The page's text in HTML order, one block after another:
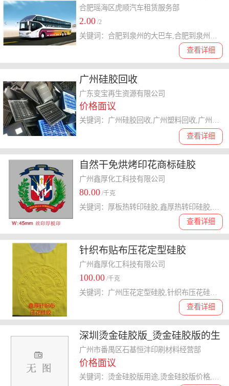
大巴车，乘车指南
合肥瑶海区虎顺汽车租赁服务部
2.00 /2
查看详细
关键词：合肥到泉州的大巴车,合肥到泉州的汽车,合肥到泉州的客车,泉州到合肥的客车
广州硅胶回收
广东变宝再生资源有限公司
价格面议
查看详细
关键词：广州硅胶回收,广州塑料回收,广州卡板回收,广州塑料卡板回收,广州硅胶制品回收,广州塑料回收
自然干免烘烤印花商标硅胶
广州鑫厚化工科技有限公司
80.00 /千克
查看详细
针织布贴布压花定型硅胶
广州鑫厚化工科技有限公司
100.00 /千克
查看详细
深圳烫金硅胶版_烫金硅胶版的生
产流程_烫金硅胶版用途
广州市番禺区石基恒沣印刷材料经营部
价格面议